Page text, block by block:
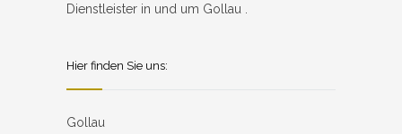
Dienstleister in und um Gollau .
Hier finden Sie uns:
Gollau